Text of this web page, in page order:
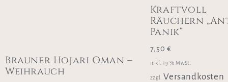
Brauner Hojari Oman –
Weihrauch
Kraftvoll
Räuchern
Panik“
7,50 €
inkl. 19 % MwSt.
zzgl. Versandkosten